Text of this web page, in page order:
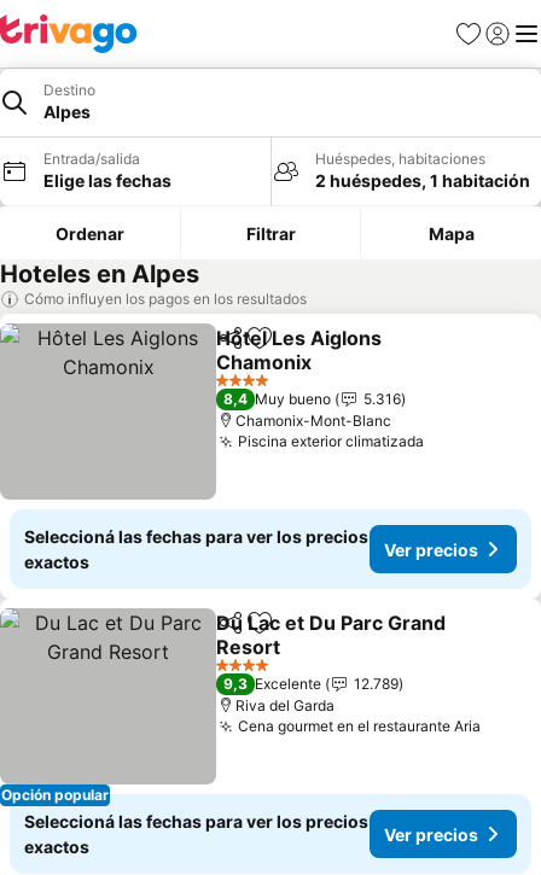
Favoritos
Iniciar
Destino
Alpes
Entrada/salida
Elige las fechas
Huéspedes, habitaciones
2 huéspedes, 1 habitación
Ordenar Filtrar Mapa
Hoteles en Alpes
Cómo influyen los pagos en los resultados
CompartirAñadir a favoritos
Hôtel Les Aiglons
Chamonix
4 Estrellas
8,4 Muy bueno
5.316
Chamonix-Mont-Blanc
Piscina exterior climatizada
Seleccioná las fechas para ver los precios
exactos
Ver precios
Opción popular
CompartirAñadir a favoritos
Du Lac et Du Parc Grand
Resort
4 Estrellas
9,3 Excelente
12.789
Riva del Garda
Cena gourmet en el restaurante Aria
Seleccioná las fechas para ver los precios
exactos
Ver precios